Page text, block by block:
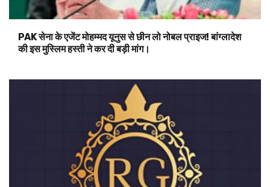
PAK सेना के एजेंट मोहम्मद यूनुस से छीन लो नोबल प्राइज! बांग्लादेश
की इस मुस्लिम हस्ती ने कर दी बड़ी मांग।